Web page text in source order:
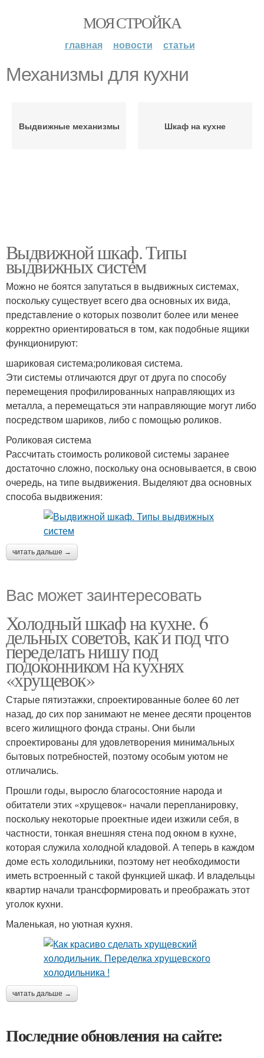
МОЯ СТРОЙКА
главная новости статьи
Механизмы для кухни
Выдвижные механизмы Шкаф на кухне
Выдвижной шкаф. Типы
выдвижных систем
Можно не боятся запутаться в выдвижных системах,
поскольку существует всего два основных их вида,
представление о которых позволит более или менее
корректно ориентироваться в том, как подобные ящики
функционируют:
шариковая система;роликовая система.
Эти системы отличаются друг от друга по способу
перемещения профилированных направляющих из
металла, а перемещаться эти направляющие могут либо
посредством шариков, либо с помощью роликов.
Роликовая система
Рассчитать стоимость роликовой системы заранее
достаточно сложно, поскольку она основывается, в свою
очередь, на типе выдвижения. Выделяют два основных
способа выдвижения:
читать дальше →
Вас может заинтересовать
Холодный шкаф на кухне. 6
дельных советов, как и под что
переделать нишу под
подоконником на кухнях
«хрущевок»
Старые пятиэтажки, спроектированные более 60 лет
назад, до сих пор занимают не менее десяти процентов
всего жилищного фонда страны. Они были
спроектированы для удовлетворения минимальных
бытовых потребностей, поэтому особым уютом не
отличались.
Прошли годы, выросло благосостояние народа и
обитатели этих «хрущевок» начали перепланировку,
поскольку некоторые проектные идеи изжили себя, в
частности, тонкая внешняя стена под окном в кухне,
которая служила холодной кладовой. А теперь в каждом
доме есть холодильники, поэтому нет необходимости
иметь встроенный с такой функцией шкаф. И владельцы
квартир начали трансформировать и преображать этот
уголок кухни.
Маленькая, но уютная кухня.
читать дальше →
Последние обновления на сайте: